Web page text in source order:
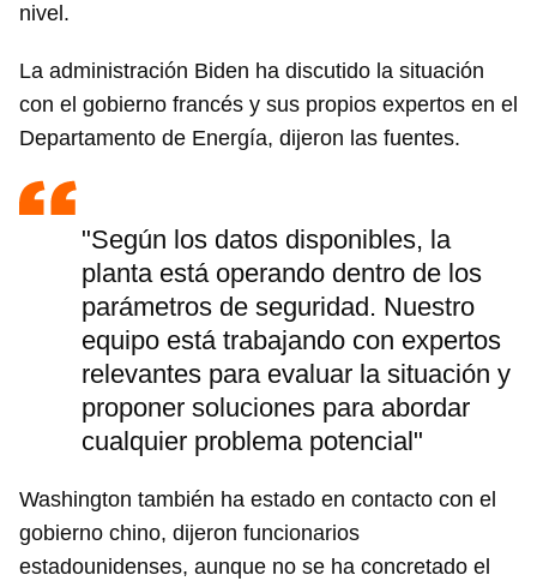
nivel.
La administración Biden ha discutido la situación
con el gobierno francés y sus propios expertos en el
Departamento de Energía, dijeron las fuentes.
"Según los datos disponibles, la
planta está operando dentro de los
parámetros de seguridad. Nuestro
equipo está trabajando con expertos
relevantes para evaluar la situación y
proponer soluciones para abordar
cualquier problema potencial"
Washington también ha estado en contacto con el
gobierno chino, dijeron funcionarios
estadounidenses, aunque no se ha concretado el